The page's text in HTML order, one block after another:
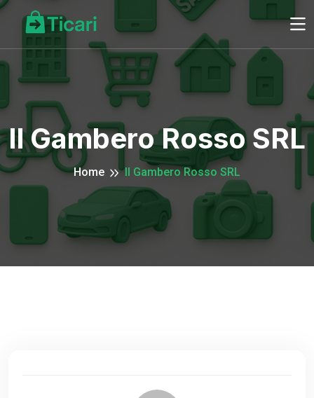
Il Gambero Rosso SRL
Home Il Gambero Rosso SRL